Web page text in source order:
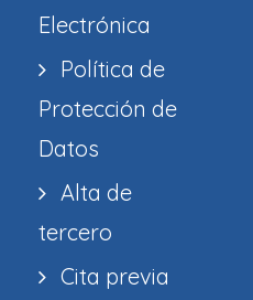
Electrónica
Política de
Protección de
Datos
Alta de
tercero
Cita previa